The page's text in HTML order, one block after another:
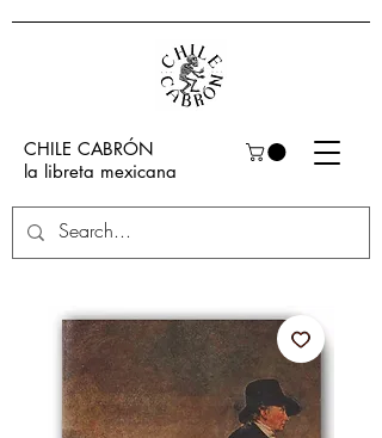
CHILE CABRÓN
la libreta mexicana